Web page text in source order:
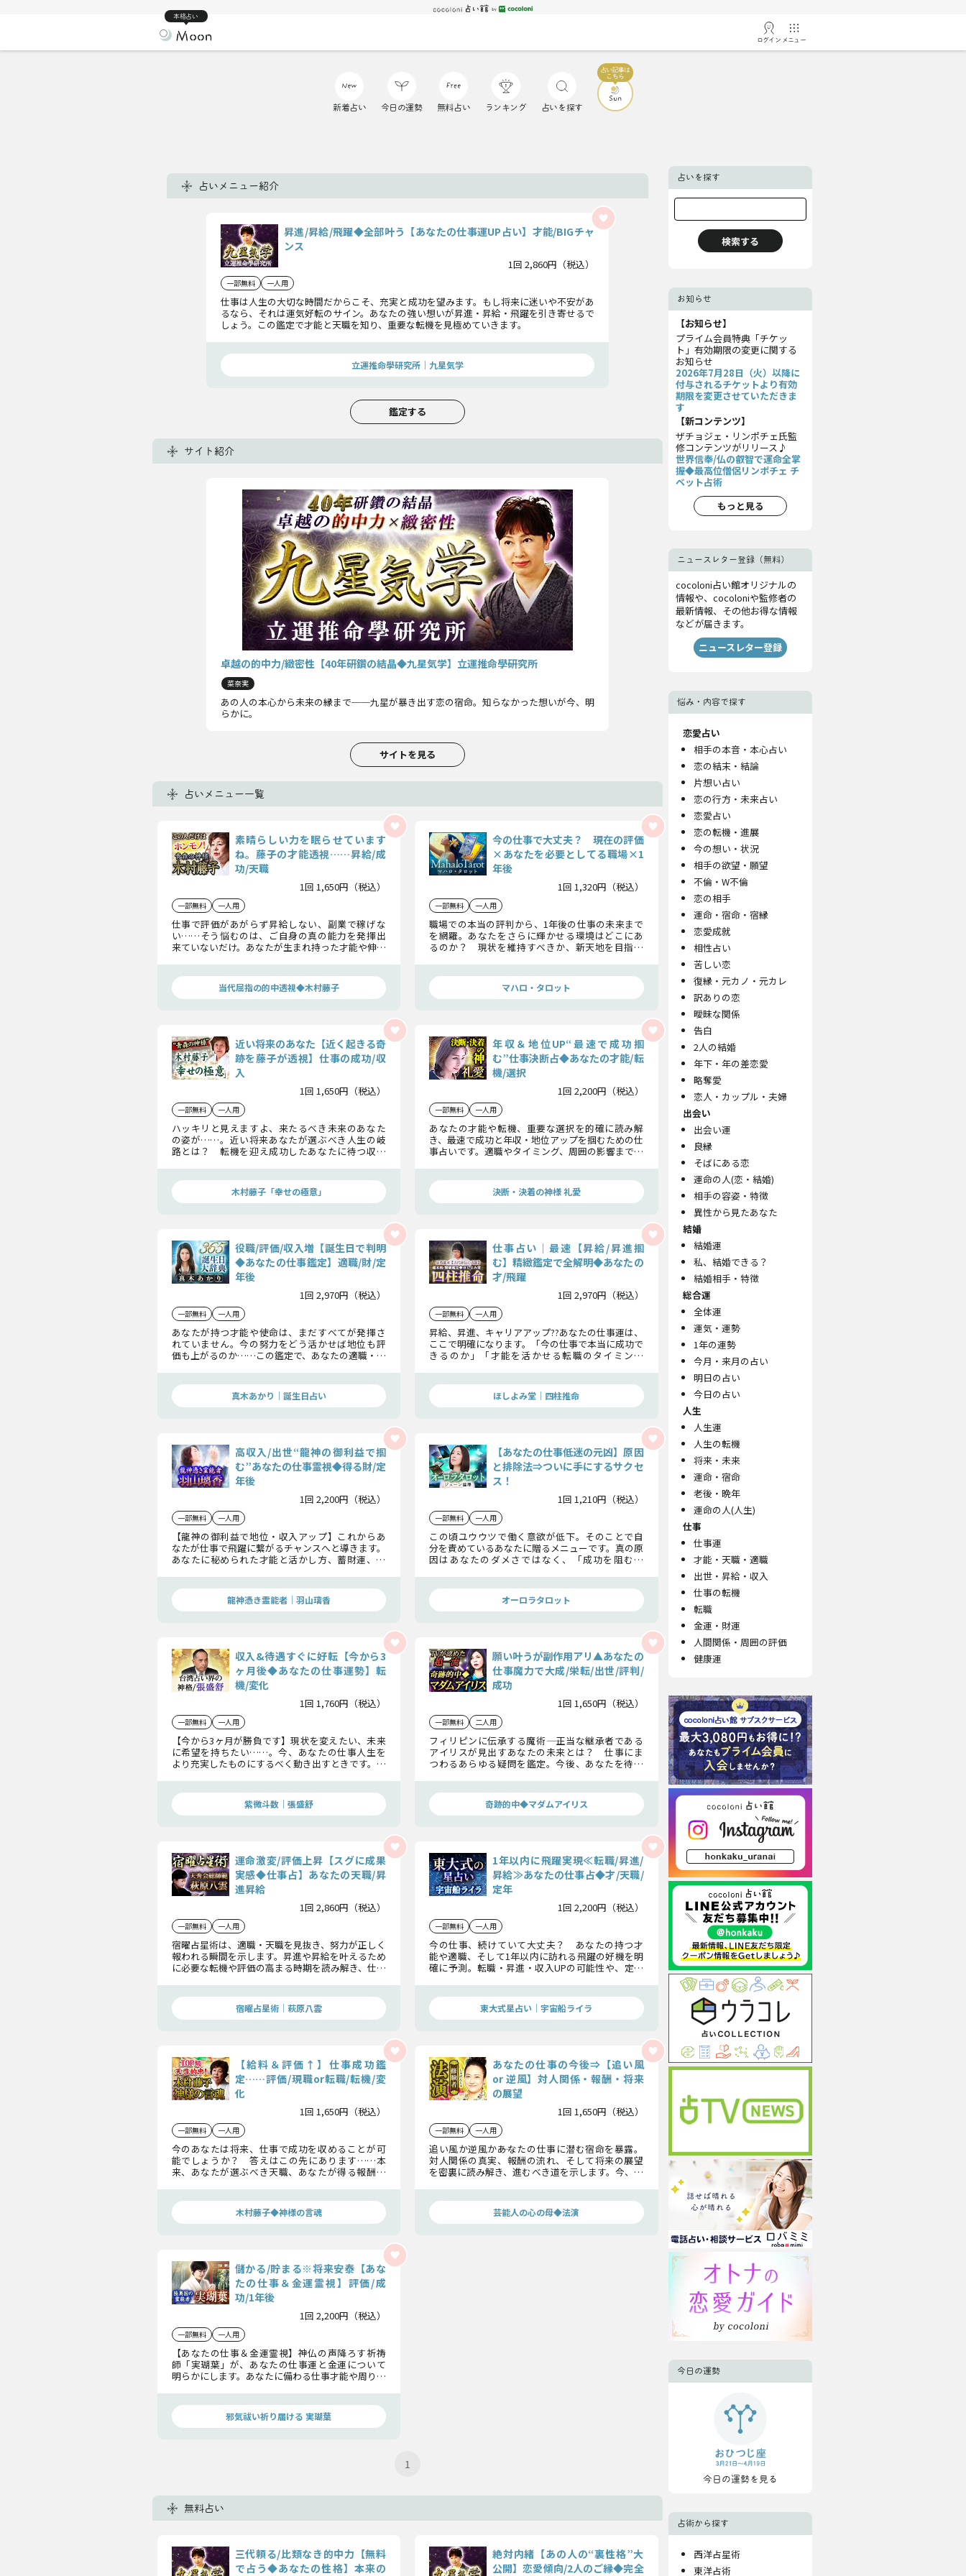
本格占い
ログイン メニュー
新着占い 今日の運勢 無料占い ランキング 占いを探す
占いメニュー紹介
昇進/昇給/飛躍◆全部叶う【あなたの仕事運UP占い】才能/BIGチャ
ンス
1回 2,860円（税込）
一部無料 一人用
仕事は人生の大切な時間だからこそ、充実と成功を望みます。もし将来に迷いや不安があ
るなら、それは運気好転のサイン。あなたの強い想いが昇進・昇給・飛躍を引き寄せるで
しょう。この鑑定で才能と天職を知り、重要な転機を見極めていきます。
立運推命學研究所｜九星気学
鑑定する
サイト紹介
卓越の的中力/緻密性【40年研鑽の結晶◆九星気学】立運推命學研究所
菜奈実
あの人の本心から未来の縁まで──九星が暴き出す恋の宿命。知らなかった想いが今、明
らかに。
サイトを見る
占いメニュー一覧
素晴らしい力を眠らせています
ね。藤子の才能透視……昇給/成
功/天職
1回 1,650円（税込）
一部無料 一人用
仕事で評価があがらず昇給しない、副業で稼げな
い……そう悩むのは、ご自身の真の能力を発揮出
来ていないだけ。あなたが生まれ持った才能や伸ば
しょう。
当代屈指の的中透視◆木村藤子
今の仕事で大丈夫？ 現在の評価
×あなたを必要としてる職場×1
年後
1回 1,320円（税込）
一部無料 一人用
職場での本当の評判から、1年後の仕事の未来まで
を網羅。あなたをさらに輝かせる環境はどこにあ
るのか？ 現状を維持すべきか、新天地を目指す
マハロ・タロット
近い将来のあなた【近く起きる奇
跡を藤子が透視】仕事の成功/収
入
1回 1,650円（税込）
一部無料 一人用
ハッキリと見えますよ、来たるべき未来のあなた
の姿が……。近い将来あなたが選ぶべき人生の岐
路とは？ 転機を迎え成功したあなたに待つ収入
木村藤子「幸せの極意」
年収＆地位UP“最速で成功掴
む”仕事決断占◆あなたの才能/転
機/選択
1回 2,200円（税込）
一部無料 一人用
あなたの才能や転機、重要な選択を的確に読み解
き、最速で成功と年収・地位アップを掴むための仕
事占いです。適職やタイミング、周囲の影響まで丁
決断・決着の神様 礼愛
役職/評価/収入増【誕生日で判明
◆あなたの仕事鑑定】適職/財/定
年後
1回 2,970円（税込）
一部無料 一人用
あなたが持つ才能や使命は、まだすべてが発揮さ
れていません。今の努力をどう活かせば地位も評
価も上がるのか……この鑑定で、あなたの適職・財
真木あかり｜誕生日占い
仕事占い｜最速【昇給/昇進掴
む】精緻鑑定で全解明◆あなたの
才/飛躍
1回 2,970円（税込）
一部無料 一人用
昇給、昇進、キャリアアップ??あなたの仕事運は、
ここで明確になります。「今の仕事で本当に成功で
きるのか」「才能を活かせる転職のタイミング
眠る才能、成功をつかむための秘策、訪れる転機
まで、詳細な命式鑑定で解き明かし、最高の未来へ
ほしよみ堂｜四柱推命
高収入/出世“龍神の御利益で掴
む”あなたの仕事霊視◆得る財/定
年後
1回 2,200円（税込）
一部無料 一人用
【龍神の御利益で地位・収入アップ】これからあ
なたが仕事で飛躍に繋がるチャンスへと導きます。
あなたに秘められた才能と活かし方、蓄財運、さ
龍神憑き霊能者｜羽山璃香
【あなたの仕事低迷の元凶】原因
と排除法⇒ついに手にするサクセ
ス！
1回 1,210円（税込）
一部無料 一人用
この頃ユウウツで働く意欲が低下。そのことで自
分を責めているあなたに贈るメニューです。真の原
因はあなたのダメさではなく、「成功を阻むも
オーロラタロット
収入&待遇すぐに好転【今から3
ヶ月後◆あなたの仕事運勢】転
機/変化
1回 1,760円（税込）
一部無料 一人用
【今から3ヶ月が勝負です】現状を変えたい、未来
に希望を持ちたい……。今、あなたの仕事人生を
より充実したものにするべく動き出すときです。現
紫微斗数｜張盛舒
願い叶うが副作用アリ▲あなたの
仕事魔力で大成/栄転/出世/評判/
成功
1回 1,650円（税込）
一部無料 二人用
フィリピンに伝承する魔術―― 正当な継承者である
アイリスが見出すあなたの未来とは？ 仕事にま
つわるあらゆる疑問を鑑定。今後、あなたを待ち
ょう。
奇跡的中◆マダムアイリス
運命激変/評価上昇【スグに成果
実感◆仕事占】あなたの天職/昇
進昇給
1回 2,860円（税込）
一部無料 一人用
宿曜占星術は、適職・天職を見抜き、努力が正しく
報われる瞬間を示します。昇進や昇給を叶えるため
に必要な転機や評価の高まる時期を読み解き、仕事
宿曜占星術│萩原八雲
1年以内に飛躍実現≪転職/昇進/
昇給≫あなたの仕事占◆才/天職/
定年
1回 2,200円（税込）
一部無料 一人用
今の仕事、続けていて大丈夫？ あなたの持つ才
能や適職、そして1年以内に訪れる飛躍の好機を明
確に予測。転職・昇進・収入UPの可能性や、定年
東大式星占い｜宇宙船ライラ
【給料＆評価↑】仕事成功鑑
定……評価/現職or転職/転機/変
化
1回 1,650円（税込）
一部無料 一人用
今のあなたは将来、仕事で成功を収めることが可
能でしょうか？ 答えはこの先にあります……本
来、あなたが選ぶべき天職、あなたが得る報酬、
木村藤子◆神様の言魂
あなたの仕事の今後⇒【追い風
or 逆風】対人関係・報酬・将来
の展望
1回 1,650円（税込）
一部無料 一人用
追い風か逆風か――あなたの仕事に潜む宿命を暴露。
対人関係の真実、報酬の流れ、そして将来の展望
を密裏に読み解き、進むべき道を示します。今、選
芸能人の心の母◆法演
儲かる/貯まる※将来安泰【あな
たの仕事＆金運霊視】評価/成
功/1年後
1回 2,200円（税込）
一部無料 一人用
【あなたの仕事＆金運霊視】神仏の声降ろす祈祷
師「実瑚葉」が、あなたの仕事運と金運について
明らかにします。あなたに備わる仕事才能や周りか
邪気祓い祈り届ける 実瑚葉
1
無料占い
三代頼る/比類なき的中力【無料
で占う◆あなたの性格】本来の
絶対内緒【あの人の“裏性格”大
公開】恋愛傾向/2人のご縁◆完全
占いを探す
お知らせ
【お知らせ】
プライム会員特典「チケッ
ト」有効期限の変更に関する
お知らせ
2026年7月28日（火）以降に
付与されるチケットより有効
期限を変更させていただきま
す
【新コンテンツ】
ザチョジェ・リンポチェ氏監
修コンテンツがリリース♪
世界信奉/仏の叡智で運命全掌
握◆最高位僧侶リンポチェ チ
ベット占術
もっと見る
ニュースレター登録（無料）
cocoloni占い館オリジナルの
情報や、cocoloniや監修者の
最新情報、その他お得な情報
などが届きます。
ニュースレター登録
悩み・内容で探す
恋愛占い
相手の本音・本心占い
恋の結末・結論
片想い占い
恋の行方・未来占い
恋愛占い
恋の転機・進展
今の想い・状況
相手の欲望・願望
不倫・W不倫
恋の相手
運命・宿命・宿縁
恋愛成就
相性占い
苦しい恋
復縁・元カノ・元カレ
訳ありの恋
曖昧な関係
告白
2人の結婚
年下・年の差恋愛
略奪愛
恋人・カップル・夫婦
出会い
出会い運
良縁
そばにある恋
運命の人(恋・結婚)
相手の容姿・特徴
異性から見たあなた
結婚
結婚運
私、結婚できる？
結婚相手・特徴
総合運
全体運
運気・運勢
1年の運勢
今月・来月の占い
明日の占い
今日の占い
人生
人生運
人生の転機
将来・未来
運命・宿命
老後・晩年
運命の人(人生)
仕事
仕事運
才能・天職・適職
出世・昇給・収入
仕事の転機
転職
金運・財運
人間関係・周囲の評価
健康運
今日の運勢
今日の運勢を見る
占術から探す
西洋占星術
東洋占術